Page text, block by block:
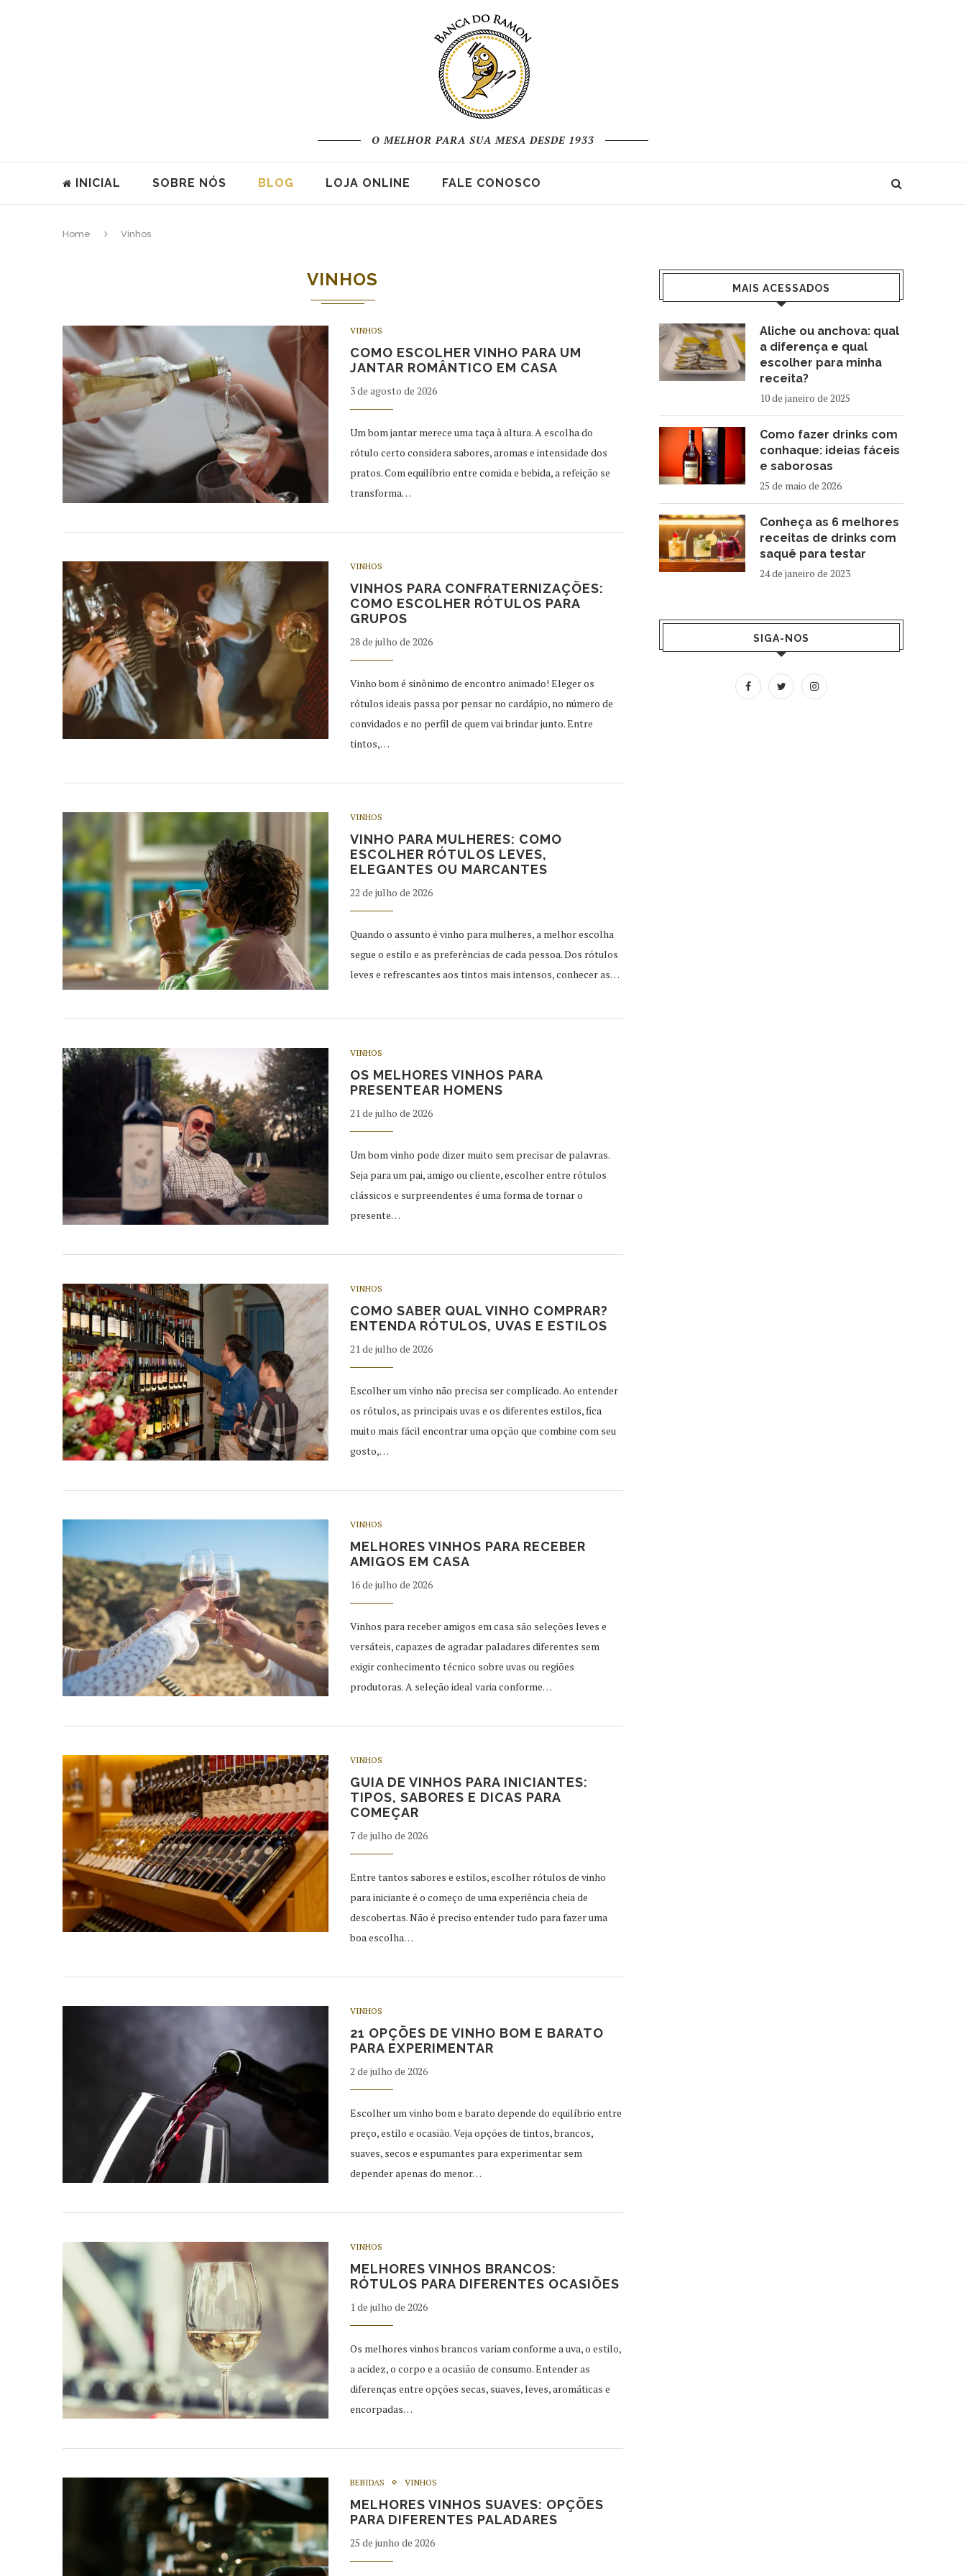
O MELHOR PARA SUA MESA DESDE 1933
INICIAL SOBRE NÓS BLOG LOJA ONLINE FALE CONOSCO
Home Vinhos
VINHOS
VINHOS
COMO ESCOLHER VINHO PARA UM
JANTAR ROMÂNTICO EM CASA
3 de agosto de 2026
Um bom jantar merece uma taça à altura. A escolha do
rótulo certo considera sabores, aromas e intensidade dos
pratos. Com equilíbrio entre comida e bebida, a refeição se
transforma…
VINHOS
VINHOS PARA CONFRATERNIZAÇÕES:
COMO ESCOLHER RÓTULOS PARA
GRUPOS
28 de julho de 2026
Vinho bom é sinônimo de encontro animado! Eleger os
rótulos ideais passa por pensar no cardápio, no número de
convidados e no perfil de quem vai brindar junto. Entre
tintos,…
VINHOS
VINHO PARA MULHERES: COMO
ESCOLHER RÓTULOS LEVES,
ELEGANTES OU MARCANTES
22 de julho de 2026
Quando o assunto é vinho para mulheres, a melhor escolha
segue o estilo e as preferências de cada pessoa. Dos rótulos
leves e refrescantes aos tintos mais intensos, conhecer as…
VINHOS
OS MELHORES VINHOS PARA
PRESENTEAR HOMENS
21 de julho de 2026
Um bom vinho pode dizer muito sem precisar de palavras.
Seja para um pai, amigo ou cliente, escolher entre rótulos
clássicos e surpreendentes é uma forma de tornar o
presente…
VINHOS
COMO SABER QUAL VINHO COMPRAR?
ENTENDA RÓTULOS, UVAS E ESTILOS
21 de julho de 2026
Escolher um vinho não precisa ser complicado. Ao entender
os rótulos, as principais uvas e os diferentes estilos, fica
muito mais fácil encontrar uma opção que combine com seu
gosto,…
VINHOS
MELHORES VINHOS PARA RECEBER
AMIGOS EM CASA
16 de julho de 2026
Vinhos para receber amigos em casa são seleções leves e
versáteis, capazes de agradar paladares diferentes sem
exigir conhecimento técnico sobre uvas ou regiões
produtoras. A seleção ideal varia conforme…
VINHOS
GUIA DE VINHOS PARA INICIANTES:
TIPOS, SABORES E DICAS PARA
COMEÇAR
7 de julho de 2026
Entre tantos sabores e estilos, escolher rótulos de vinho
para iniciante é o começo de uma experiência cheia de
descobertas. Não é preciso entender tudo para fazer uma
boa escolha…
VINHOS
21 OPÇÕES DE VINHO BOM E BARATO
PARA EXPERIMENTAR
2 de julho de 2026
Escolher um vinho bom e barato depende do equilíbrio entre
preço, estilo e ocasião. Veja opções de tintos, brancos,
suaves, secos e espumantes para experimentar sem
depender apenas do menor…
VINHOS
MELHORES VINHOS BRANCOS:
RÓTULOS PARA DIFERENTES OCASIÕES
1 de julho de 2026
Os melhores vinhos brancos variam conforme a uva, o estilo,
a acidez, o corpo e a ocasião de consumo. Entender as
diferenças entre opções secas, suaves, leves, aromáticas e
encorpadas…
BEBIDAS VINHOS
MELHORES VINHOS SUAVES: OPÇÕES
PARA DIFERENTES PALADARES
25 de junho de 2026
MAIS ACESSADOS
Aliche ou anchova: qual
a diferença e qual
escolher para minha
receita?
10 de janeiro de 2025
Como fazer drinks com
conhaque: ideias fáceis
e saborosas
25 de maio de 2026
Conheça as 6 melhores
receitas de drinks com
saquê para testar
24 de janeiro de 2023
SIGA-NOS